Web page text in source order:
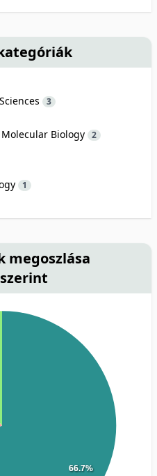
3
Biology 2
1
megoszlása
66.7%